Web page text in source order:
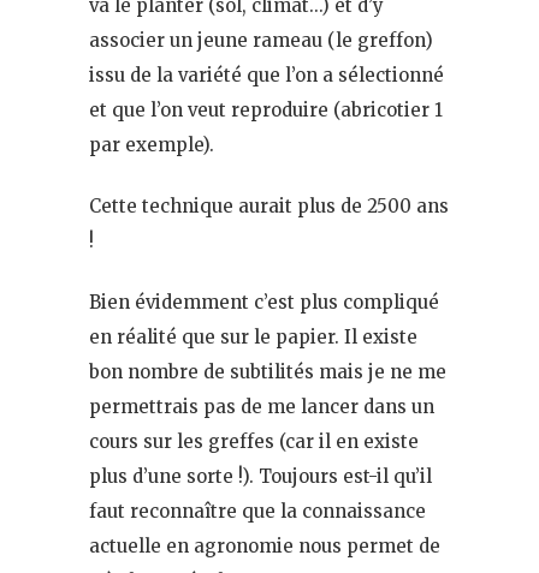
va le planter (sol, climat…) et d’y
associer un jeune rameau (le greffon)
issu de la variété que l’on a sélectionné
et que l’on veut reproduire (abricotier 1
par exemple).
Cette technique aurait plus de 2500 ans
!
Bien évidemment c’est plus compliqué
en réalité que sur le papier. Il existe
bon nombre de subtilités mais je ne me
permettrais pas de me lancer dans un
cours sur les greffes (car il en existe
plus d’une sorte !). Toujours est-il qu’il
faut reconnaître que la connaissance
actuelle en agronomie nous permet de